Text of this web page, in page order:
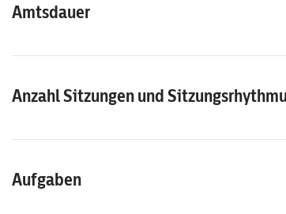
Amtsdauer
Anzahl Sitzungen und
Aufgaben